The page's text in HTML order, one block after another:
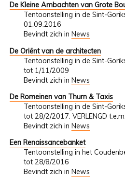
De Kleine Ambachten van Grote
Tentoonstelling in de Sint-
01.09.2016
Bevindt zich in News
De Oriënt van de architecten
Tentoonstelling in de Sint-
tot 1/11/2009
Bevindt zich in News
De Romeinen van Thurn & Taxis
Tentoonstelling in de Sint-
tot 28/2/2017. VERLENGD
Bevindt zich in News
Een Renaissancebanket
Tentoonstelling in het
tot 28/8/2016
Bevindt zich in News